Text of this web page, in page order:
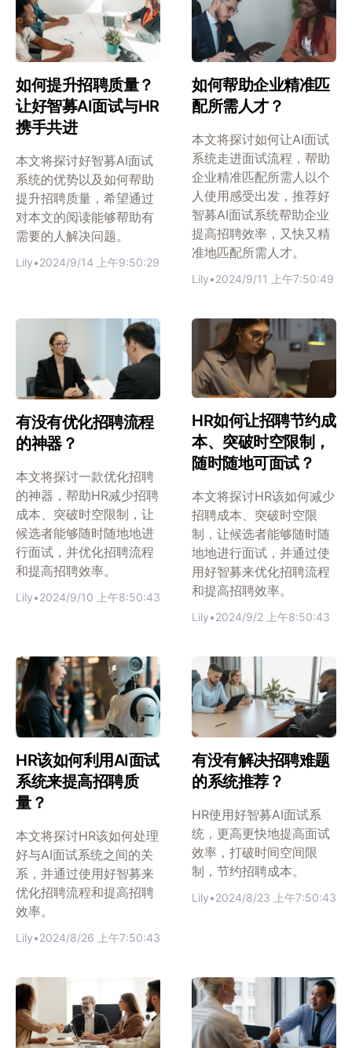
如何提升招聘质量？
让好智募AI面试与HR
携手共进
本文将探讨好智募AI面试
系统的优势以及如何帮助
提升招聘质量，希望通过
对本文的阅读能够帮助有
需要的人解决问题。
Lily•2024/9/14 上午9:50:29
如何帮助企业精准匹
配所需人才？
本文将探讨如何让AI面试
系统走进面试流程，帮助
企业精准匹配所需人以个
人使用感受出发，推荐好
智募AI面试系统帮助企业
提高招聘效率，又快又精
准地匹配所需人才。
Lily•2024/9/11 上午7:50:49
有没有优化招聘流程
的神器？
本文将探讨一款优化招聘
的神器，帮助HR减少招聘
成本、突破时空限制，让
候选者能够随时随地地进
行面试，并优化招聘流程
和提高招聘效率。
Lily•2024/9/10 上午8:50:43
HR如何让招聘节约成
本、突破时空限制，
随时随地可面试？
本文将探讨HR该如何减少
招聘成本、突破时空限
制，让候选者能够随时随
地地进行面试，并通过使
用好智募来优化招聘流程
和提高招聘效率。
Lily•2024/9/2 上午8:50:43
HR该如何利用AI面试
系统来提高招聘质
量？
本文将探讨HR该如何处理
好与AI面试系统之间的关
系，并通过使用好智募来
优化招聘流程和提高招聘
效率。
Lily•2024/8/26 上午7:50:43
有没有解决招聘难题
的系统推荐？
HR使用好智募AI面试系
统，更高更快地提高面试
效率，打破时间空间限
制，节约招聘成本。
Lily•2024/8/23 上午7:50:43